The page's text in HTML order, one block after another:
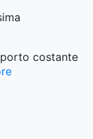
costante